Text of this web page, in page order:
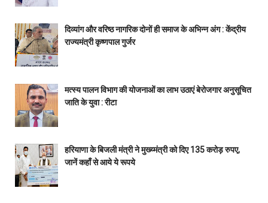
दिव्यांग और वरिष्ठ नागरिक दोनों ही समाज के अभिन्न अंग : केंद्रीय
राज्यमंत्री कृष्णपाल गुर्जर
मत्स्य पालन विभाग की योजनाओं का लाभ उठाएं बेरोजगार अनुसूचित
जाति के युवा : रीटा
हरियाणा के बिजली मंत्री ने मुख्य्मंत्री को दिए 135 करोड़ रुपए,
जानें कहाँ से आये ये रूपये